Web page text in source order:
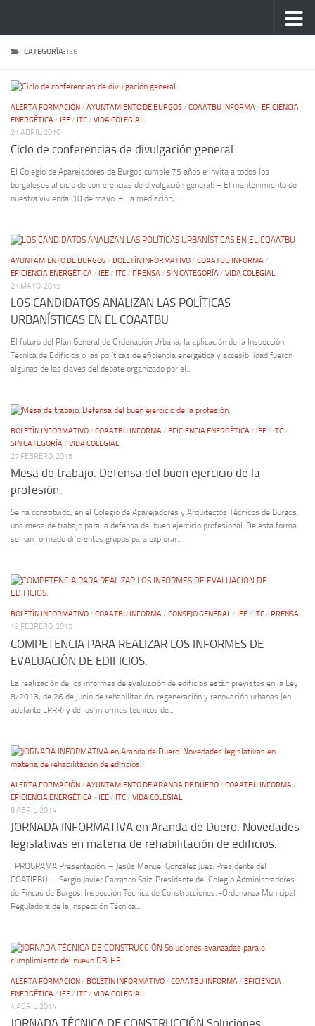
CATEGORÍA: IEE
ALERTA FORMACIÓN/ AYUNTAMIENTO DE BURGOS/ COAATBU INFORMA/ EFICIENCIA
ENERGÉTICA/ IEE/ ITC/ VIDA COLEGIAL
21 ABRIL, 2016
Ciclo de conferencias de divulgación general.
El Colegio de Aparejadores de Burgos cumple 75 años e invita a todos los
burgaleses al ciclo de conferencias de divulgación general: – El mantenimiento de
nuestra vivienda. 10 de mayo. – La mediación,...
AYUNTAMIENTO DE BURGOS/ BOLETÍN INFORMATIVO/ COAATBU INFORMA/
EFICIENCIA ENERGÉTICA/ IEE/ ITC/ PRENSA/ SIN CATEGORÍA/ VIDA COLEGIAL
21 MAYO, 2015
LOS CANDIDATOS ANALIZAN LAS POLÍTICAS
URBANÍSTICAS EN EL COAATBU
El futuro del Plan General de Ordenación Urbana, la aplicación de la Inspección
Técnica de Edificios o las políticas de eficiencia energética y accesibilidad fueron
algunas de las claves del debate organizado por el...
BOLETÍN INFORMATIVO/ COAATBU INFORMA/ EFICIENCIA ENERGÉTICA/ IEE/ ITC/
SIN CATEGORÍA/ VIDA COLEGIAL
27 FEBRERO, 2015
Mesa de trabajo. Defensa del buen ejercicio de la
profesión.
Se ha constituido, en el Colegio de Aparejadores y Arquitectos Técnicos de Burgos,
una mesa de trabajo para la defensa del buen ejercicio profesional. De esta forma
se han formado diferentes grupos para explorar...
BOLETÍN INFORMATIVO/ COAATBU INFORMA/ CONSEJO GENERAL/ IEE/ ITC/ PRENSA
13 FEBRERO, 2015
COMPETENCIA PARA REALIZAR LOS INFORMES DE
EVALUACIÓN DE EDIFICIOS.
La realización de los informes de evaluación de edificios están previstos en la Ley
8/2013, de 26 de junio de rehabilitación, regeneración y renovación urbanas (en
adelante LRRR) y de los informes técnicos de...
ALERTA FORMACIÓN / AYUNTAMIENTO DE ARANDA DE DUERO / COAATBU INFORMA /
EFICIENCIA ENERGÉTICA / IEE / ITC / VIDA COLEGIAL
8 ABRIL, 2014
JORNADA INFORMATIVA en Aranda de Duero. Novedades
legislativas en materia de rehabilitación de edificios.
PROGRAMA Presentación. – Jesús Manuel González Juez. Presidente del
COATIEBU. – Sergio Javier Carrasco Saiz. Presidente del Colegio Administradores
de Fincas de Burgos. Inspección Técnica de Construcciones. -Ordenanza Municipal
Reguladora de la Inspección Técnica...
ALERTA FORMACIÓN/ BOLETÍN INFORMATIVO/ COAATBU INFORMA/ EFICIENCIA
ENERGÉTICA/ IEE/ ITC/ VIDA COLEGIAL
4 ABRIL, 2014